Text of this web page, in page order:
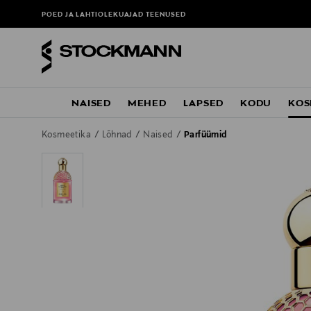
POED JA LAHTIOLEKUAJADTEENUSED
NAISED MEHED LAPSED KODU
Kosmeetika Lõhnad Naised Parfüümid